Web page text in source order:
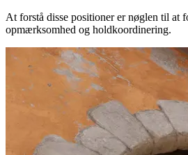
At forstå disse positioner er nøglen til at
opmærksomhed og holdkoordinering.